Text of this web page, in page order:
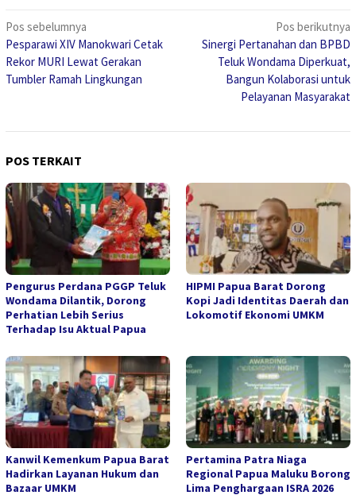
Navigasi
pos
Pos sebelumnya
Pesparawi XIV Manokwari Cetak
Rekor MURI Lewat Gerakan
Tumbler Ramah Lingkungan
Pos berikutnya
Sinergi Pertanahan dan BPBD
Teluk Wondama Diperkuat,
Bangun Kolaborasi untuk
Pelayanan Masyarakat
POS TERKAIT
Pengurus Perdana PGGP Teluk
Wondama Dilantik, Dorong
Perhatian Lebih Serius
Terhadap Isu Aktual Papua
HIPMI Papua Barat Dorong
Kopi Jadi Identitas Daerah dan
Lokomotif Ekonomi UMKM
Kanwil Kemenkum Papua Barat
Hadirkan Layanan Hukum dan
Bazaar UMKM
Pertamina Patra Niaga
Regional Papua Maluku Borong
Lima Penghargaan ISRA 2026